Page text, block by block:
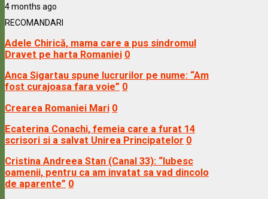
4 months ago
RECOMANDARI
Adele Chirică, mama care a pus sindromul
Dravet pe harta Romaniei 0
Anca Sigartau spune lucrurilor pe nume: “Am
fost curajoasa fara voie” 0
Crearea Romaniei Mari 0
Ecaterina Conachi, femeia care a furat 14
scrisori si a salvat Unirea Principatelor 0
Cristina Andreea Stan (Canal 33): “Iubesc
oamenii, pentru ca am invatat sa vad dincolo
de aparente” 0